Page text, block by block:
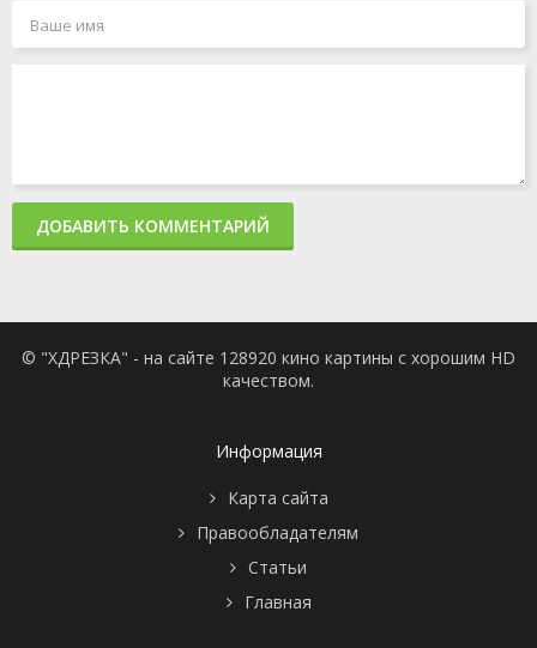
ДОБАВИТЬ КОММЕНТАРИЙ
© "ХДРЕЗКА" - на сайте 128920 кино картины с хорошим HD
качеством.
Информация
Карта сайта
Правообладателям
Статьи
Главная